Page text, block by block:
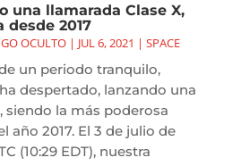
una llamarada Clase X,
desde 2017
OCULTO| JUL 6, 2021 | SPACE
un periodo tranquilo,
despertado, lanzando una
siendo la más poderosa
año 2017. El 3 de julio de
(10:29 EDT), nuestra